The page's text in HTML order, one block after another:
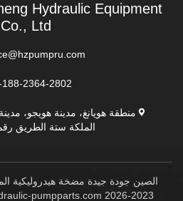
Hydraulic Equipment
Co., Ltd.
188-2364-2802
منطقة هويانغ، مدينة هويجو،
الملكة ستة الطريق رقم 142
الصين جودة جيدة مضخة هيدروليكية
2023-2026 hydraulic-pumpparts.com جميع الحقوق محفوظة